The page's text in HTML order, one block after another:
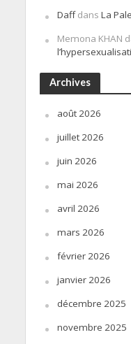
Daffdans La
Memona KHAN
Archives
août 2026
juillet 2026
juin 2026
mai 2026
avril 2026
mars 2026
février 2026
janvier 2026
décembre 2025
novembre 2025